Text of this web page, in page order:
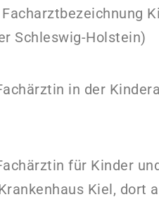
Schleswig-Holstein)
in der
für Kinder
Kiel, dort